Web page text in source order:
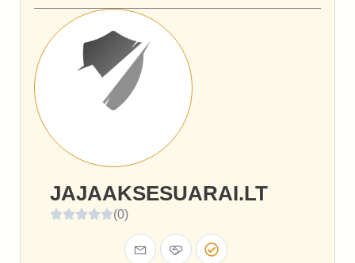
JAJAAKSESUARAI.LT
(0)